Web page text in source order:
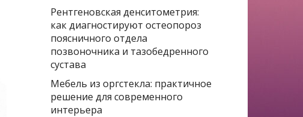
Рентгеновская денситометрия:
как диагностируют остеопороз
поясничного отдела
позвоночника и тазобедренного
сустава
Мебель из оргстекла: практичное
решение для современного
интерьера